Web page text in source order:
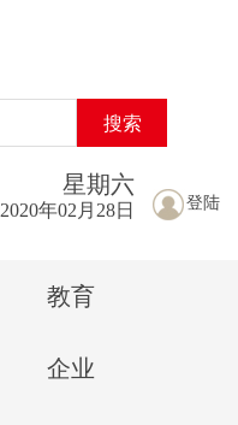
搜索
登陆
星期六
2020年02月28日
教育
企业